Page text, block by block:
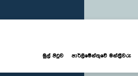
මුල් පිටුව පාර්ලි‌මේන්තුවේ මන්ත්‍රීවරු